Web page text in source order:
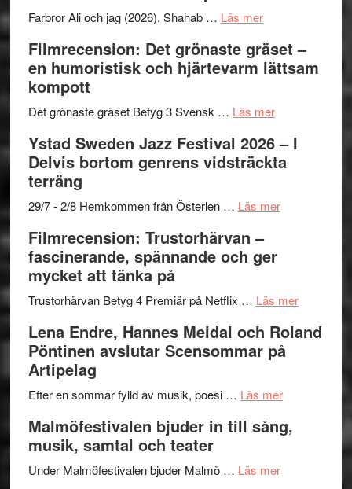
Want
Believe
–
Frankenshtey
med
Fox
och
Scully
presenterar
nya
titlar
årets
Farbror Ali och jag (2026). Shahab … Läs merom
Shahab
Mehrabi
Filmstadens
stipendium
Filmrecension: Det grönaste gräset –
en humoristisk och hjärtevarm lättsam
kompott
Det grönaste gräset Betyg 3 Svensk … Läs merom
Det
grönaste
–
och
lättsam
Ystad Sweden Jazz Festival 2026 – I
Delvis bortom genrens vidsträckta
terräng
29/7 - 2/8 Hemkommen från Österlen … Läs merom
2026
I
Delvis
genrens
terräng
Filmrecension: Trustorhärvan –
fascinerande, spännande och ger
mycket att tänka på
Trustorhärvan Betyg 4 Premiär på Netflix … Läs merom
Lena Endre, Hannes Meidal och Roland
Pöntinen avslutar Scensommar på
Artipelag
Efter en sommar fylld av musik, poesi … Läs merom
Endre,
Malmöfestivalen bjuder in till sång,
musik, samtal och teater
Under Malmöfestivalen bjuder Malmö … Läs merom